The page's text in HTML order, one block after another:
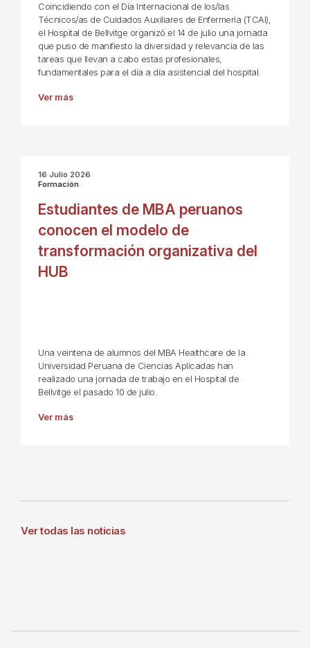
Coincidiendo con el Día Internacional de los/las
Técnicos/as de Cuidados Auxiliares de Enfermería (TCAI),
el Hospital de Bellvitge organizó el 14 de julio una jornada
que puso de manifiesto la diversidad y relevancia de las
tareas que llevan a cabo estas profesionales,
fundamentales para el día a día asistencial del hospital.
Ver más
16 Julio 2026
Formación
Estudiantes de MBA peruanos
conocen el modelo de
transformación organizativa del
HUB
Una veintena de alumnos del MBA Healthcare de la
Universidad Peruana de Ciencias Aplicadas han
realizado una jornada de trabajo en el Hospital de
Bellvitge el pasado 10 de julio.
Ver más
Ver todas las noticias